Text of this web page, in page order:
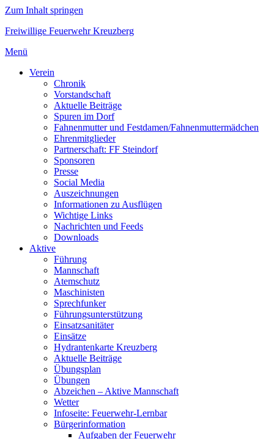
Zum Inhalt springen
Freiwillige Feuerwehr Kreuzberg
Menü
Verein
Chronik
Vorstandschaft
Aktuelle Beiträge
Spuren im Dorf
Fahnenmutter und Festdamen/Fahnenmuttermädchen
Ehrenmitglieder
Partnerschaft: FF Steindorf
Sponsoren
Presse
Social Media
Auszeichnungen
Informationen zu Ausflügen
Wichtige Links
Nachrichten und Feeds
Downloads
Aktive
Führung
Mannschaft
Atemschutz
Maschinisten
Sprechfunker
Führungsunterstützung
Einsatzsanitäter
Einsätze
Hydrantenkarte Kreuzberg
Aktuelle Beiträge
Übungsplan
Übungen
Abzeichen – Aktive Mannschaft
Wetter
Infoseite: Feuerwehr-Lernbar
Bürgerinformation
Aufgaben der Feuerwehr